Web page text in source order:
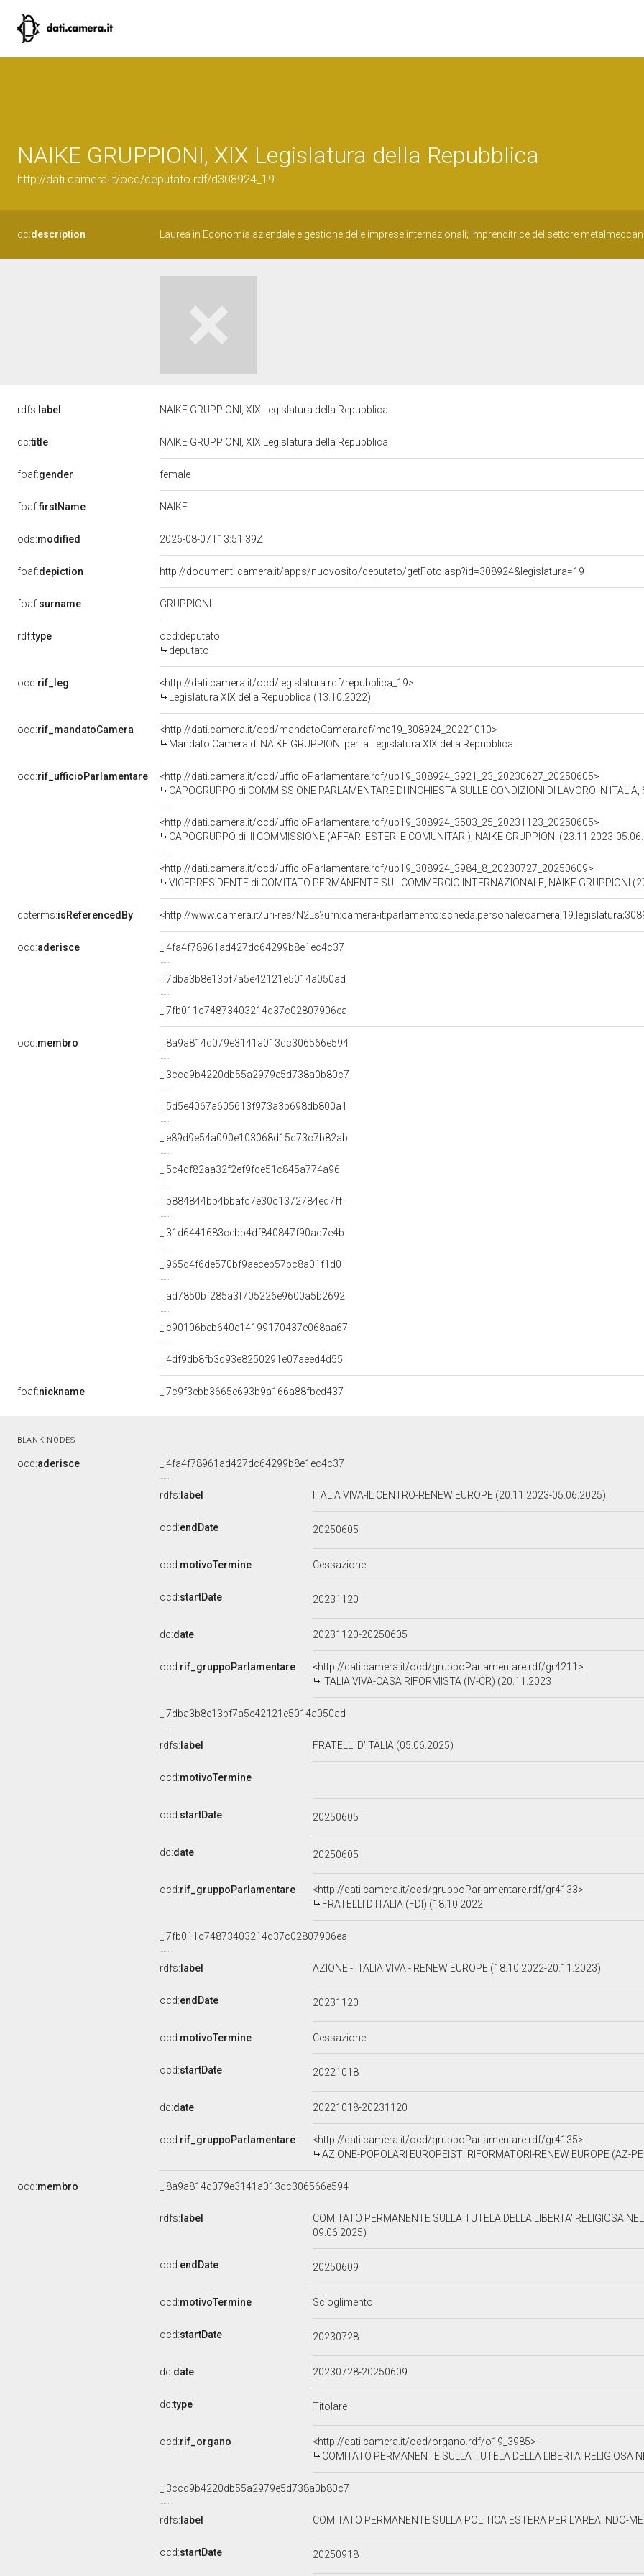
NAIKE GRUPPIONI, XIX Legislatura della Repubblica
http://dati.camera.it/ocd/deputato.rdf/d308924_19
dc:description Laurea in Economia aziendale e gestione delle imprese internazionali; Imprenditrice del settore
rdfs: label NAIKE GRUPPIONI, XIX Legislatura della Repubblica
dc:title NAIKE GRUPPIONI, XIX Legislatura della Repubblica
foaf:gender female
foaf:firstName NAIKE
ods:modified 2026-08-07T13:51:39Z
foaf:depiction http://documenti.camera.it/apps/nuovosito/deputato/getFoto.asp?id=308924&legislatura=19
foaf:surname GRUPPIONI
rdf:type
ocd:deputato
deputato
ocd:rif_leg
<http://dati.camera.it/ocd/legislatura.rdf/repubblica_19>
Legislatura XIX della Repubblica (13.10.2022)
ocd:rif_mandatoCamera
<http://dati.camera.it/ocd/mandatoCamera.rdf/mc19_308924_20221010>
Mandato Camera di NAIKE GRUPPIONI per la Legislatura XIX della Repubblica
ocd:rif_ufficioParlamentare
<http://dati.camera.it/ocd/ufficioParlamentare.rdf/up19_308924_3921_23_20230627_20250605>
CAPOGRUPPO di COMMISSIONE PARLAMENTARE DI INCHIESTA SULLE CONDIZIONI DI LAVORO IN ITALIA, SULLO SFRUTTAMENTO E SULLA TUTELA DELLA SALUTE
<http://dati.camera.it/ocd/ufficioParlamentare.rdf/up19_308924_3503_25_20231123_20250605>
CAPOGRUPPO di III COMMISSIONE (AFFARI ESTERI E COMUNITARI), NAIKE GRUPPIONI (23.11.2023-
<http://dati.camera.it/ocd/ufficioParlamentare.rdf/up19_308924_3984_8_20230727_20250609>
VICEPRESIDENTE di COMITATO PERMANENTE SUL COMMERCIO INTERNAZIONALE, NAIKE GRUPPIONI
dcterms:isReferencedBy <http://www.camera.it/uri-res/N2Ls?urn:camera-
ocd:aderisce _:4fa4f78961ad427dc64299b8e1ec4c37
_:7dba3b8e13bf7a5e42121e5014a050ad
_:7fb011c74873403214d37c02807906ea
ocd:membro _:8a9a814d079e3141a013dc306566e594
_:3ccd9b4220db55a2979e5d738a0b80c7
_:5d5e4067a605613f973a3b698db800a1
_:e89d9e54a090e103068d15c73c7b82ab
_:5c4df82aa32f2ef9fce51c845a774a96
_:b884844bb4bbafc7e30c1372784ed7ff
_:31d6441683cebb4df840847f90ad7e4b
_:965d4f6de570bf9aeceb57bc8a01f1d0
_:ad7850bf285a3f705226e9600a5b2692
_:c90106beb640e14199170437e068aa67
_:4df9db8fb3d93e8250291e07aeed4d55
foaf:nickname _:7c9f3ebb3665e693b9a166a88fbed437
BLANK NODES
ocd:aderisce _:4fa4f78961ad427dc64299b8e1ec4c37
rdfs: label ITALIA VIVA-IL CENTRO-RENEW EUROPE (20.11.2023-05.06.2025)
ocd:endDate 20250605
ocd:motivoTermine Cessazione
ocd:startDate 20231120
dc:date 20231120-20250605
ocd:rif_gruppoParlamentare
<http://dati.camera.it/ocd/gruppoParlamentare.rdf/gr4211>
ITALIA VIVA-CASA RIFORMISTA (IV-CR) (20.11.2023
_:7dba3b8e13bf7a5e42121e5014a050ad
rdfs: label FRATELLI D'ITALIA (05.06.2025)
ocd:motivoTermine
ocd:startDate 20250605
dc:date 20250605
ocd:rif_gruppoParlamentare
<http://dati.camera.it/ocd/gruppoParlamentare.rdf/gr4133>
FRATELLI D'ITALIA (FDI) (18.10.2022
_:7fb011c74873403214d37c02807906ea
rdfs: label AZIONE - ITALIA VIVA - RENEW EUROPE (18.10.2022-20.11.2023)
ocd:endDate 20231120
ocd:motivoTermine Cessazione
ocd:startDate 20221018
dc:date 20221018-20231120
ocd:rif_gruppoParlamentare
<http://dati.camera.it/ocd/gruppoParlamentare.rdf/gr4135>
AZIONE-POPOLARI EUROPEISTI RIFORMATORI-RENEW EUROPE (AZ-
ocd:membro _:8a9a814d079e3141a013dc306566e594
rdfs: label
COMITATO PERMANENTE SULLA TUTELA DELLA LIBERTA' RELIGIOSA
09.06.2025)
ocd:endDate 20250609
ocd:motivoTermine Scioglimento
ocd:startDate 20230728
dc:date 20230728-20250609
dc:type Titolare
ocd:rif_organo
<http://dati.camera.it/ocd/organo.rdf/o19_3985>
COMITATO PERMANENTE SULLA TUTELA DELLA LIBERTA' RELIGIOSA
_:3ccd9b4220db55a2979e5d738a0b80c7
rdfs: label COMITATO PERMANENTE SULLA POLITICA ESTERA PER L'AREA INDO-
ocd:startDate 20250918